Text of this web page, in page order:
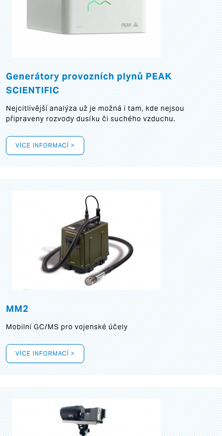
Generátory provozních plynů PEAK
SCIENTIFIC
Nejcitlivější analýza už je možná i tam, kde nejsou
připraveny rozvody dusíku či suchého vzduchu.
VÍCE INFORMACÍ >
MM2
Mobilní GC/MS pro vojenské účely
VÍCE INFORMACÍ >